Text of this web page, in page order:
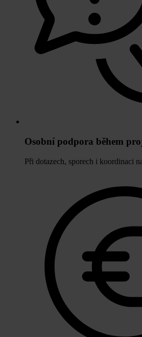
Osobní podpora během
Při dotazech, sporech i koordinaci